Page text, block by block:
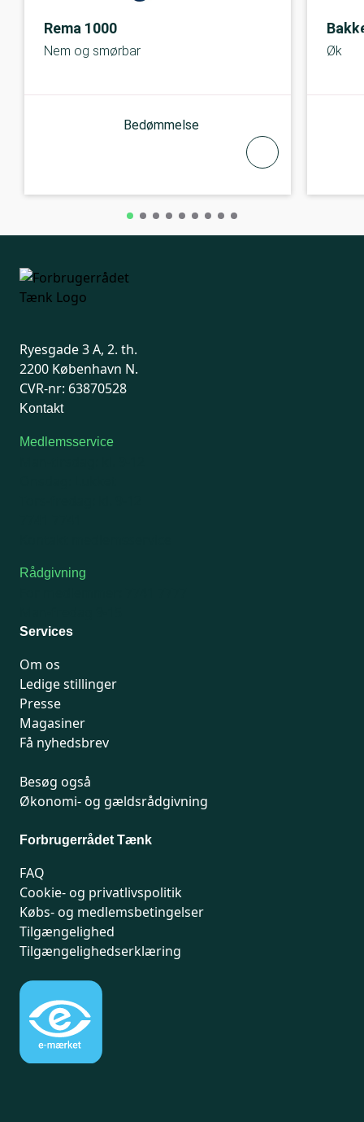
Rema 1000
Nem og smørbar
Bedømmelse
Ryesgade 3 A, 2. th.
2200 København N.
CVR-nr: 63870528
Kontakt
Medlemsservice
Rådgivning
Services
Om os
Ledige stillinger
Presse
Magasiner
Få nyhedsbrev
Besøg også
Økonomi- og gældsrådgivning
Forbrugerrådet Tænk
FAQ
Cookie- og privatlivspolitik
Købs- og medlemsbetingelser
Tilgængelighed
Tilgængelighedserklæring